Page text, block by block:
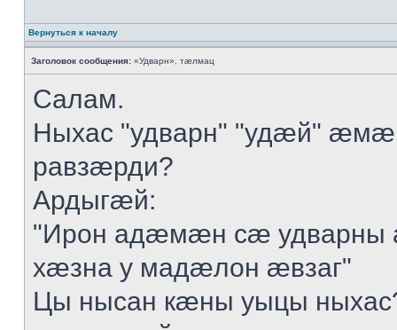
Вернуться к началу
Заголовок сообщения: «Удварн», тæлмац
Салам.
Ныхас "удварн" "удæй"
равзæрди?
Ардыгæй:
"Ирон адæмæн сæ удварны
хæзна у мадæлон æвзаг"
Цы нысан кæны уыцы